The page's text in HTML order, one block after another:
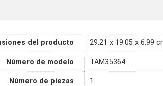
del producto 29.21 x 19.05 x 6.99
Número de modelo TAM35364
Número de piezas 1